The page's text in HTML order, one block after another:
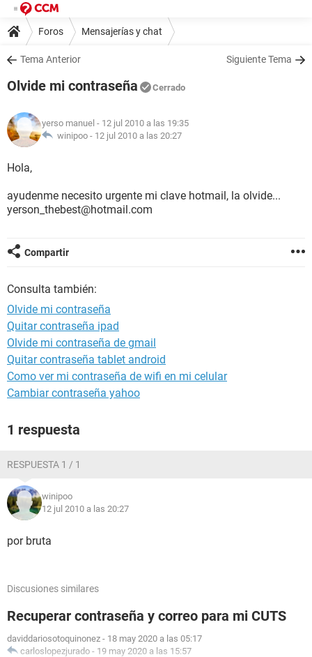
Foros Mensajerías y chat
Tema Anterior Siguiente Tema
Olvide mi contraseña Cerrado
yerso manuel - 12 jul 2010 a las 19:35
winipoo - 12 jul 2010 a las 20:27
Hola,
ayudenme necesito urgente mi clave hotmail, la olvide...
yerson_thebest@hotmail.com
Compartir
Consulta también:
Olvide mi contraseña
Quitar contraseña ipad
Olvide mi contraseña de gmail
Quitar contraseña tablet android
Como ver mi contraseña de wifi en mi celular
Cambiar contraseña yahoo
1 respuesta
RESPUESTA 1 / 1
winipoo
12 jul 2010 a las 20:27
por bruta
Discusiones similares
Recuperar contraseña y correo para mi CUTS
daviddariosotoquinonez - 18 may 2020 a las 05:17
carloslopezjurado - 19 may 2020 a las 15:57